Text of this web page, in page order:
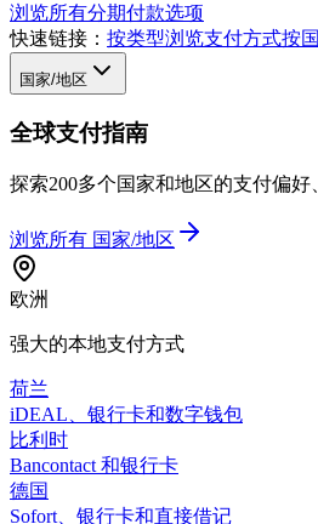
浏览所有分期付款选项
快速链接： 按类型浏览支付方式按
国家/地区
全球支付指南
探索200多个国家和地区的支付偏好
浏览所有 国家/地区
欧洲
强大的本地支付方式
荷兰
iDEAL、银行卡和数字钱包
比利时
Bancontact 和银行卡
德国
Sofort、银行卡和直接借记